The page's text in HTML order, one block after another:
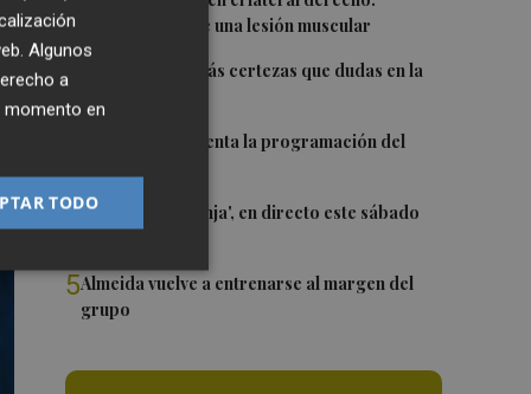
Monferrer sufre una lesión muscular
2
Awa Fam deja más certezas que dudas en la
El Valencia presenta la programación del
4El 'Trofeu Taronja', en directo este sábado
5Almeida vuelve a entrenarse al margen del
grupo
Algunos
a
momento en
TODO